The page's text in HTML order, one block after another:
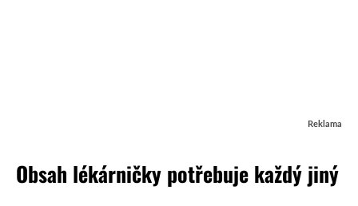
Reklama
Obsah lékárničky potřebuje každý jiný